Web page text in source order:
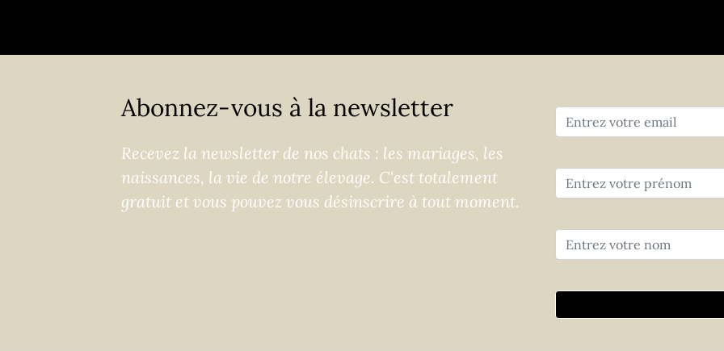
Abonnez-vous à la newsletter
Recevez la newsletter de nos chats : les mariages, les
naissances, la vie de notre élevage. C'est totalement
gratuit et vous pouvez vous désinscrire à tout moment.